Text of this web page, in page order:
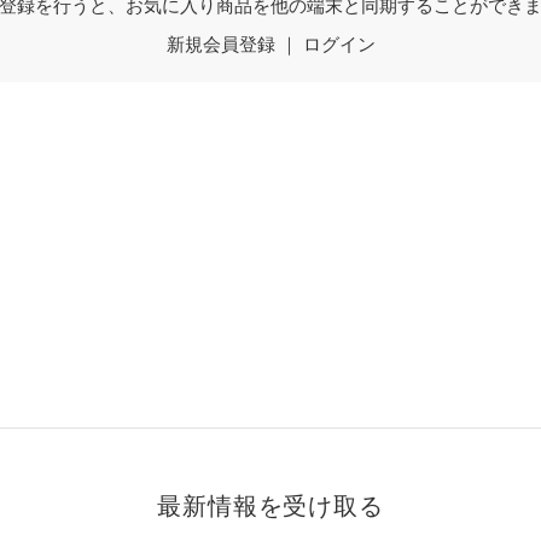
録を行うと、お気に入り商品を他の端末と同期することができ
新規会員登録｜ ログイン
最新情報を受け取る